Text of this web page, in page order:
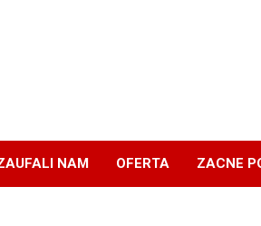
NAM OFERTA ZACNE